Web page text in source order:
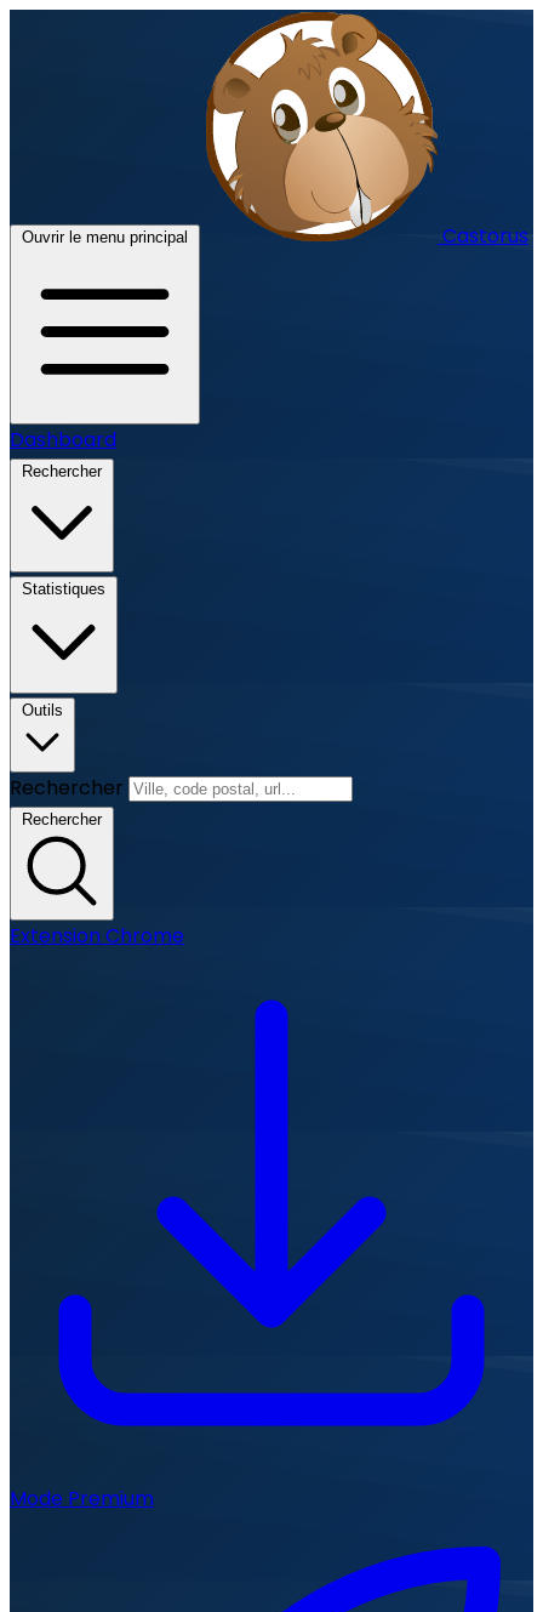
Ouvrir le menu principal Castorus
Dashboard
Rechercher
Statistiques
Outils
Rechercher
Rechercher
Extension Chrome
Mode Premium